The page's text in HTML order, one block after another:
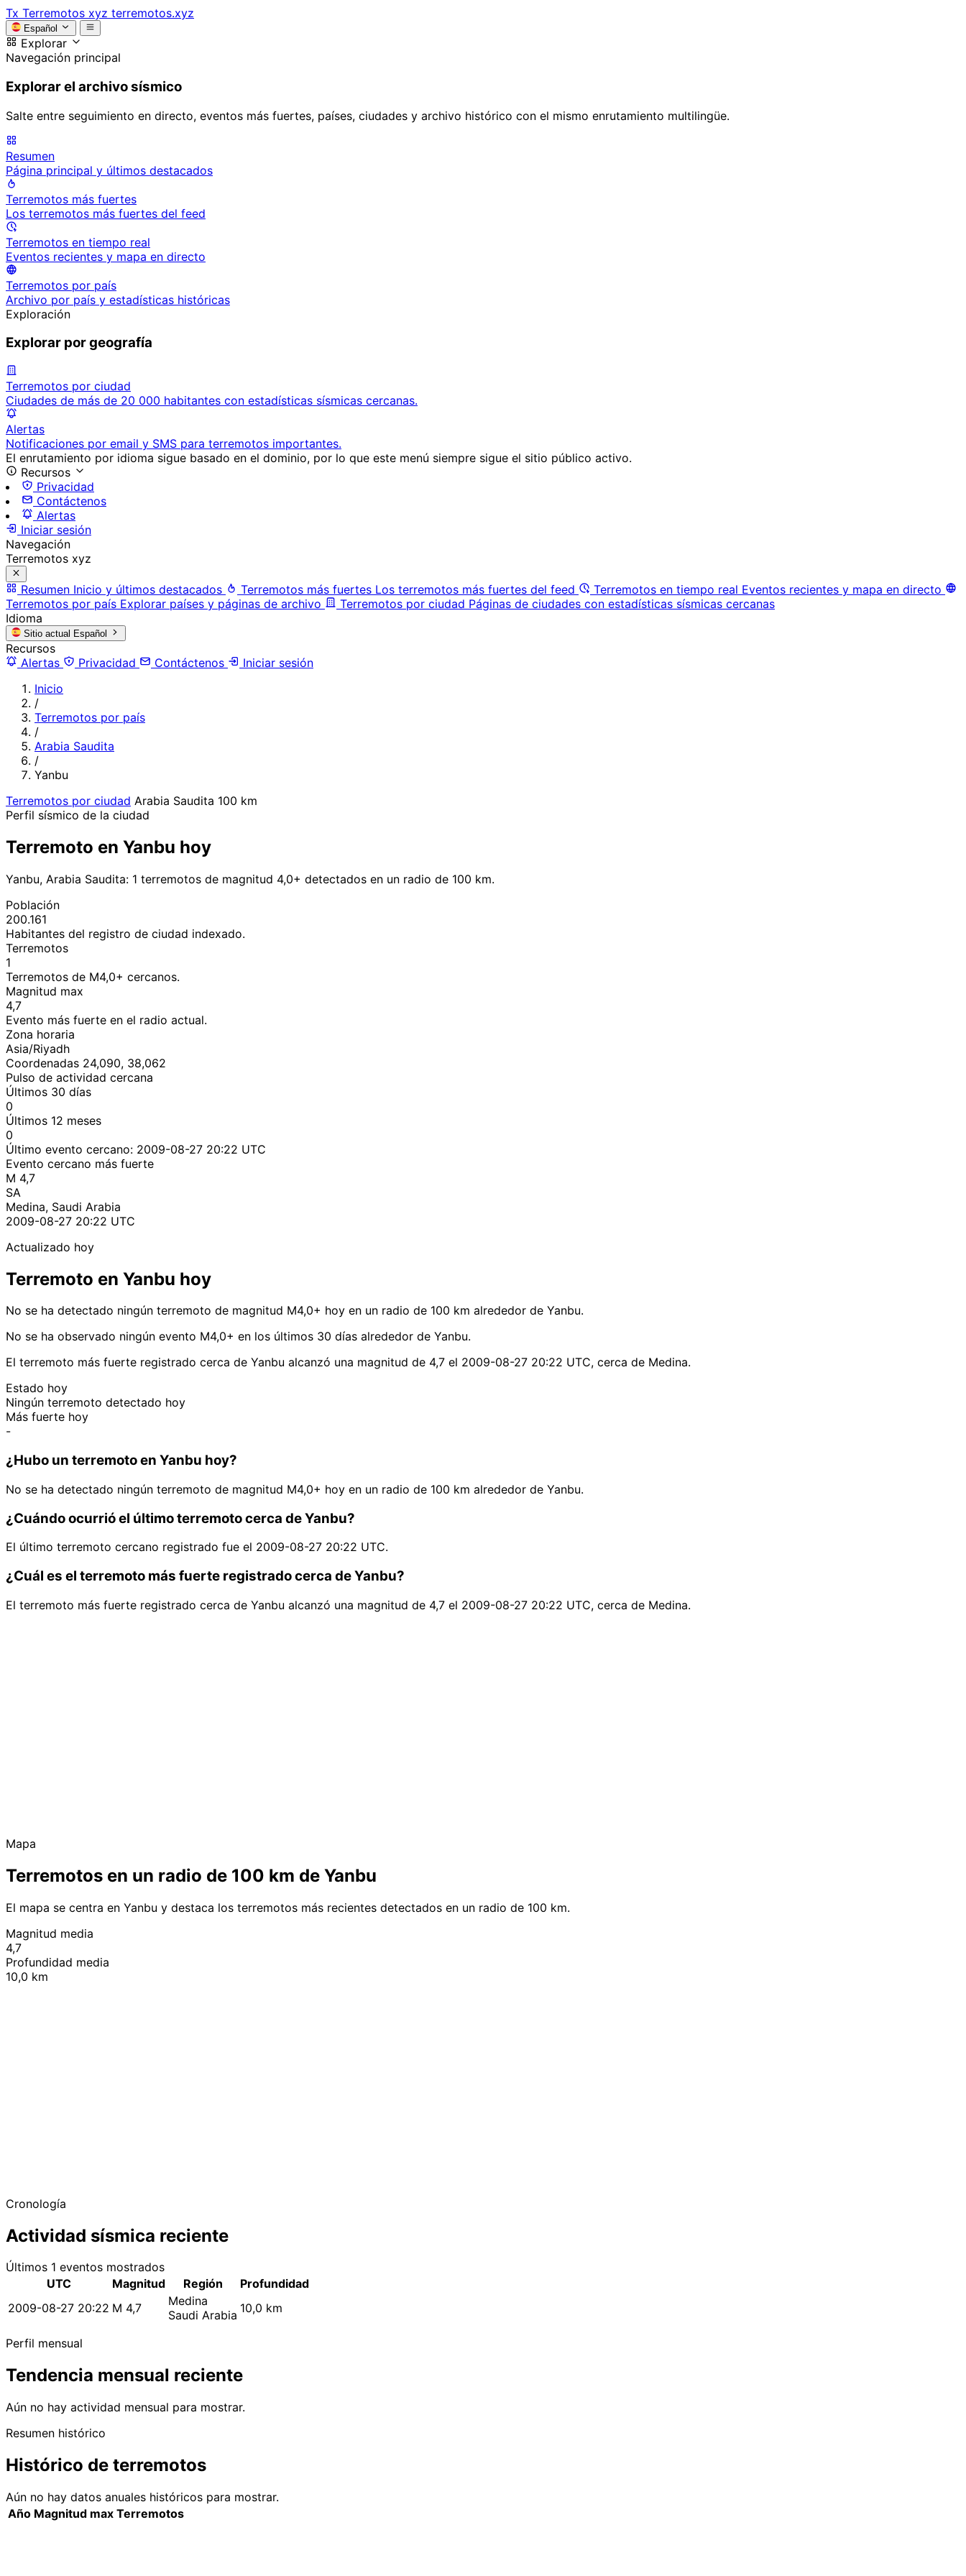
Tx Terremotos xyz terremotos.xyz
Español
Explorar
Navegación principal
Explorar el archivo sísmico
Salte entre seguimiento en directo, eventos más fuertes, países, ciudades y archivo histórico con el mismo enrutamiento multilingüe.
Resumen
Página principal y últimos destacados
Terremotos más fuertes
Los terremotos más fuertes del feed
Terremotos en tiempo real
Eventos recientes y mapa en directo
Terremotos por país
Archivo por país y estadísticas históricas
Exploración
Explorar por geografía
Terremotos por ciudad
Ciudades de más de 20 000 habitantes con estadísticas sísmicas cercanas.
Alertas
Notificaciones por email y SMS para terremotos importantes.
El enrutamiento por idioma sigue basado en el dominio, por lo que este menú siempre sigue el sitio público activo.
Recursos
Privacidad
Contáctenos
Alertas
Iniciar sesión
Navegación
Terremotos xyz
Resumen Inicio y últimos destacados Terremotos más fuertes Los terremotos más fuertes del feed Terremotos en tiempo real Eventos recientes y mapa en directo
Terremotos por país Explorar países y páginas de archivo Terremotos por ciudad Páginas de ciudades con estadísticas sísmicas cercanas
Idioma
Sitio actual Español
Recursos
Alertas
Privacidad Contáctenos
Iniciar sesión
Inicio
/
Terremotos por país
/
Arabia Saudita
/
Yanbu
Terremotos por ciudad Arabia Saudita 100 km
Perfil sísmico de la ciudad
Terremoto en Yanbu hoy
Yanbu, Arabia Saudita: 1 terremotos de magnitud 4,0+ detectados en un radio de 100 km.
Población
200.161
Habitantes del registro de ciudad indexado.
Terremotos
1
Terremotos de M4,0+ cercanos.
Magnitud max
4,7
Evento más fuerte en el radio actual.
Zona horaria
Asia/Riyadh
Coordenadas 24,090, 38,062
Pulso de actividad cercana
Últimos 30 días
0
Últimos 12 meses
0
Último evento cercano: 2009-08-27 20:22 UTC
Evento cercano más fuerte
M 4,7
SA
Medina, Saudi Arabia
2009-08-27 20:22 UTC
Actualizado hoy
Terremoto en Yanbu hoy
No se ha detectado ningún terremoto de magnitud M4,0+ hoy en un radio de 100 km alrededor de Yanbu.
No se ha observado ningún evento M4,0+ en los últimos 30 días alrededor de Yanbu.
El terremoto más fuerte registrado cerca de Yanbu alcanzó una magnitud de 4,7 el 2009-08-27 20:22 UTC, cerca de Medina.
Estado hoy
Ningún terremoto detectado hoy
Más fuerte hoy
-
¿Hubo un terremoto en Yanbu hoy?
No se ha detectado ningún terremoto de magnitud M4,0+ hoy en un radio de 100 km alrededor de Yanbu.
¿Cuándo ocurrió el último terremoto cerca de Yanbu?
El último terremoto cercano registrado fue el 2009-08-27 20:22 UTC.
¿Cuál es el terremoto más fuerte registrado cerca de Yanbu?
El terremoto más fuerte registrado cerca de Yanbu alcanzó una magnitud de 4,7 el 2009-08-27 20:22 UTC, cerca de Medina.
Mapa
Terremotos en un radio de 100 km de Yanbu
El mapa se centra en Yanbu y destaca los terremotos más recientes detectados en un radio de 100 km.
Magnitud media
4,7
Profundidad media
10,0 km
Cronología
Actividad sísmica reciente
Últimos 1 eventos mostrados
UTC
Magnitud Región
Profundidad
2009-08-27 20:22 M 4,7
Medina
Saudi Arabia 10,0 km
Perfil mensual
Tendencia mensual reciente
Aún no hay actividad mensual para mostrar.
Resumen histórico
Histórico de terremotos
Aún no hay datos anuales históricos para mostrar.
Año Magnitud max Terremotos